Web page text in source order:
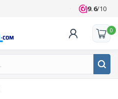
Klanten
9.6/10
0